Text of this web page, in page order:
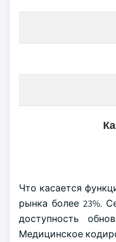
Что касается
рынка более 23%.
доступность
Медицинское